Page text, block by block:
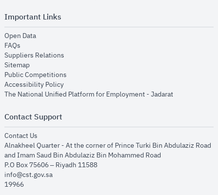
Important Links
Open Dataopens in new window
FAQs
Suppliers Relations
Sitemapopens in new window
Public Competitions
Accessibility Policyopens in new window
The National Unified Platform for Employment - Jadaratopens in new
Contact Support
Contact Us
Alnakheel Quarter - At the corner of Prince Turki Bin Abdulaziz Road
and Imam Saud Bin Abdulaziz Bin Mohammed Road​
P.O Box 75606 – Riyadh 11588
info@cst.gov.sa
19966